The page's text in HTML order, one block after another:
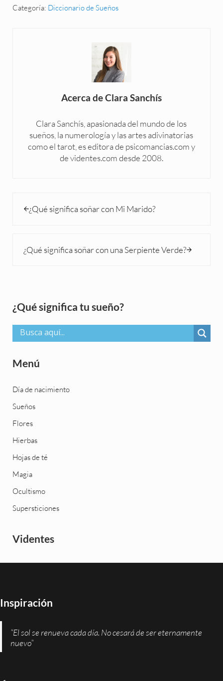
Categoría: Diccionario de Sueños
Acerca deClara Sanchís
Clara Sanchís, apasionada del mundo de los
sueños, la numerología y las artes adivinatorias
como el tarot, es editora de psicomancias.com y
de videntes.com desde 2008.
¿Qué significa soñar con Mi Marido?
¿Qué significa soñar con una Serpiente Verde?
Sidebar
¿Qué significa tu sueño?
Menú
Día de nacimiento
Sueños
Flores
Hierbas
Hojas de té
Magia
Ocultismo
Supersticiones
Videntes
Inspiración
“El sol se renueva cada día. No cesará de ser eternamente
nuevo”